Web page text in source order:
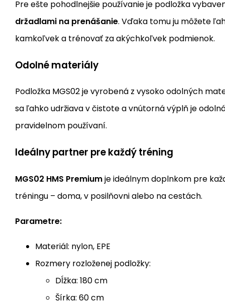
Pre ešte pohodlnejšie používanie je podložka
držadlami na prenášanie. Vďaka tomu ju môžete
kamkoľvek a trénovať za akýchkoľvek podmienok.
Odolné materiály
Podložka MGS02 je vyrobená z vysoko odolných
sa ľahko udržiava v čistote a vnútorná výplň je
pravidelnom používaní.
Ideálny partner pre každý tréning
MGS02 HMS Premiumje ideálnym doplnkom pre
tréningu – doma, v posilňovni alebo na cestách.
Parametre:
Materiál: nylon, EPE
Rozmery rozloženej podložky:
Dĺžka: 180 cm
Šírka: 60 cm